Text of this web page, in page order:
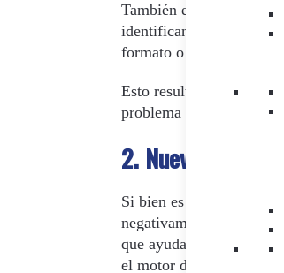
También es importante
identificando las áreas
formato o los atributos
Esto resulta
problema que pueda
2. Nueva
Si bien es cierto que
negativamente en todo
que ayudan a mantener
el motor de búsqueda-